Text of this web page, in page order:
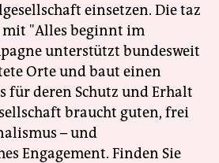
einsetzen. Die taz
"Alles beginnt im
unterstützt bundesweit
Orte und baut einen
für deren Schutz und Erhalt
braucht guten, frei
– und
Engagement. Finden Sie